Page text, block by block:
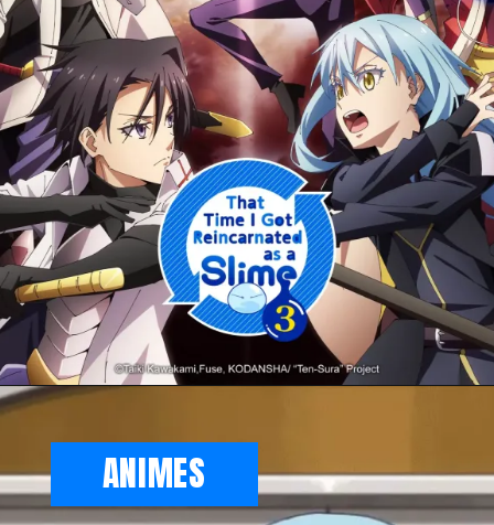
ANIMES